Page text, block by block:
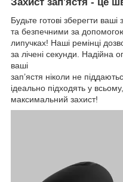
Будьте готові зберегти ваші
та безпечними за
липучках! Наші ремінці
за лічені секунди. Надійна
ваші
зап’ястя ніколи не
ідеально підходять у
максимальний захист!